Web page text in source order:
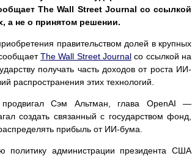
The Wall Street Journal со ссылкой
а не о принятом решении.
правительством долей в крупных
сообщаетThe Wall Street Journal со ссылкой на
получать часть доходов от роста ИИ-
распространения этих технологий.
продвигал Сэм Альтман, глава OpenAI —
создать связанный с государством фонд,
прибыль от ИИ-бума.
политику администрации президента США